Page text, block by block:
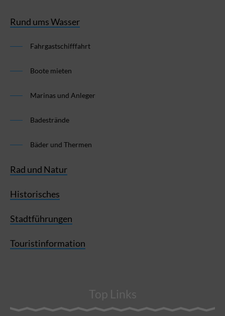
Rund ums Wasser
Fahrgastschifffahrt
Boote mieten
Marinas und Anleger
Badestrände
Bäder und Thermen
Rad und Natur
Historisches
Stadtführungen
Touristinformation
Top Links